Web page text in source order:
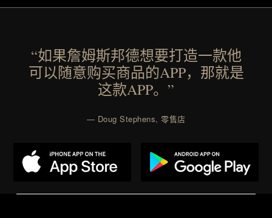
“如果詹姆斯邦德想要打造一款他
可以随意购买商品的APP，那就是
这款APP。”
— Doug Stephens, 零售店